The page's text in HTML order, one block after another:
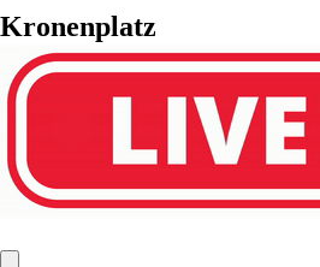
Kronenplatz